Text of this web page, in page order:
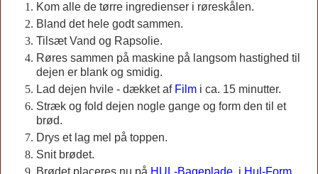
Kom alle de tørre ingredienser i røreskålen.
Bland det hele godt sammen.
Tilsæt Vand og Rapsolie.
Røres sammen på maskine på langsom hastighed til
dejen er blank og smidig.
Lad dejen hvile - dækket af Film i ca. 15 minutter.
Stræk og fold dejen nogle gange og form den til et
brød.
Drys et lag mel på toppen.
Snit brødet.
Brødet placeres nu på HUL-Bageplade, i Hul-Form,